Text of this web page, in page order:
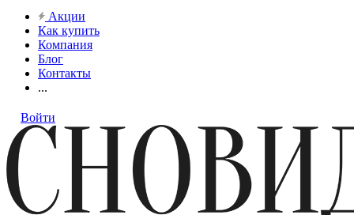
Акции
Как купить
Компания
Блог
Контакты
...
Войти